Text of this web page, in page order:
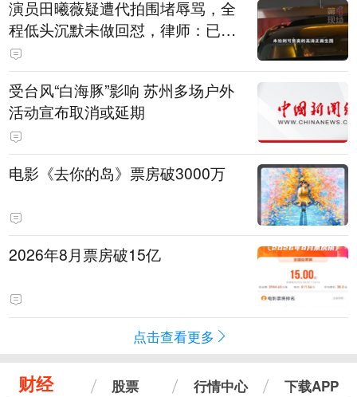
演员田曦薇疑遭代拍围堵辱骂，全
程低头沉默未做回怼，律师：已超
出公众人物应容忍的合理界限
受台风“白海豚”影响 苏州多场户外
活动宣布取消或延期
电影《去你的岛》票房破3000万
2026年8月票房破15亿
点击查看更多
财经 股票 行情中心 下载APP